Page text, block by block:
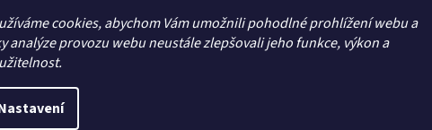
cookies, abychom Vám umožnili pohodlné prohlížení webu a
analýze provozu webu neustále zlepšovali jeho funkce, výkon a
Hustý trávník
Všechna práva vyhrazena.